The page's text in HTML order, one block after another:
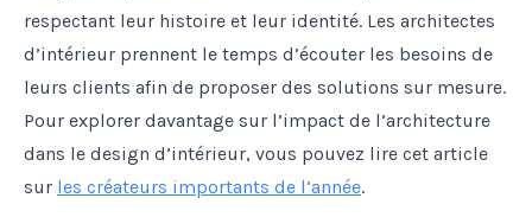
respectant leur histoire et leur identité. Les architectes
d’intérieur prennent le temps d’écouter les besoins de
leurs clients afin de proposer des solutions sur mesure.
Pour explorer davantage sur l’impact de l’architecture
dans le design d’intérieur, vous pouvez lire cet article
sur les créateurs importants de l’année.